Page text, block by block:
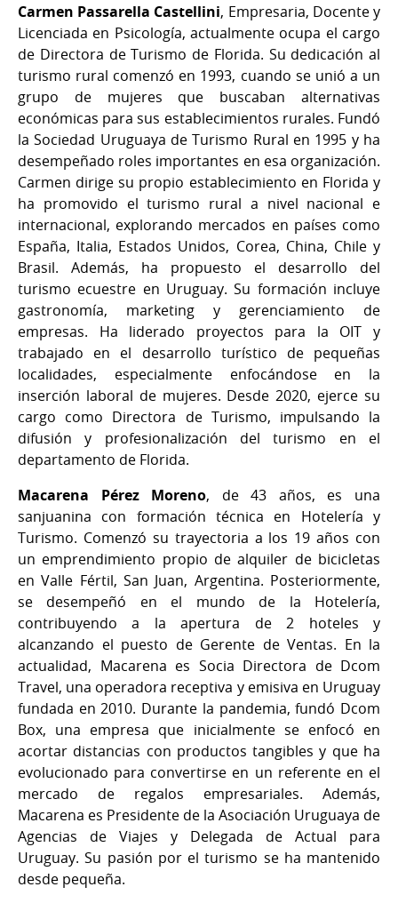
Carmen Passarella Castellini, Empresaria, Docente y
Licenciada en Psicología, actualmente ocupa el cargo
de Directora de Turismo de Florida. Su dedicación al
turismo rural comenzó en 1993, cuando se unió a un
grupo de mujeres que buscaban alternativas
económicas para sus establecimientos rurales. Fundó
la Sociedad Uruguaya de Turismo Rural en 1995 y ha
desempeñado roles importantes en esa organización.
Carmen dirige su propio establecimiento en Florida y
ha promovido el turismo rural a nivel nacional e
internacional, explorando mercados en países como
España, Italia, Estados Unidos, Corea, China, Chile y
Brasil. Además, ha propuesto el desarrollo del
turismo ecuestre en Uruguay. Su formación incluye
gastronomía, marketing y gerenciamiento de
empresas. Ha liderado proyectos para la OIT y
trabajado en el desarrollo turístico de pequeñas
localidades, especialmente enfocándose en la
inserción laboral de mujeres. Desde 2020, ejerce su
cargo como Directora de Turismo, impulsando la
difusión y profesionalización del turismo en el
departamento de Florida.
Macarena Pérez Moreno, de 43 años, es una
sanjuanina con formación técnica en Hotelería y
Turismo. Comenzó su trayectoria a los 19 años con
un emprendimiento propio de alquiler de bicicletas
en Valle Fértil, San Juan, Argentina. Posteriormente,
se desempeñó en el mundo de la Hotelería,
contribuyendo a la apertura de 2 hoteles y
alcanzando el puesto de Gerente de Ventas. En la
actualidad, Macarena es Socia Directora de Dcom
Travel, una operadora receptiva y emisiva en Uruguay
fundada en 2010. Durante la pandemia, fundó Dcom
Box, una empresa que inicialmente se enfocó en
acortar distancias con productos tangibles y que ha
evolucionado para convertirse en un referente en el
mercado de regalos empresariales. Además,
Macarena es Presidente de la Asociación Uruguaya de
Agencias de Viajes y Delegada de Actual para
Uruguay. Su pasión por el turismo se ha mantenido
desde pequeña.